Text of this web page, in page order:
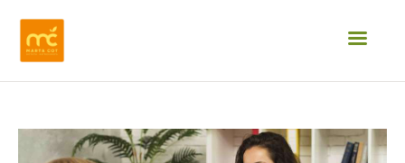
INICIO